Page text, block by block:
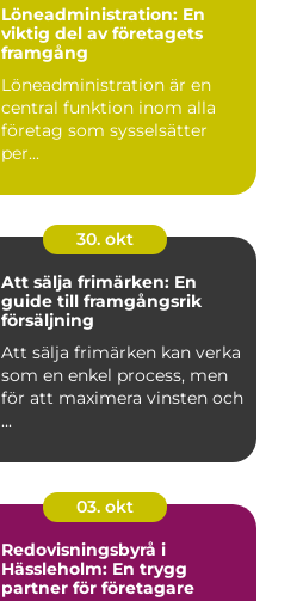
Löneadministration: En
viktig del av företagets
framgång
Löneadministration är en
central funktion inom alla
företag som sysselsätter
per...
30. okt
Att sälja frimärken: En
guide till framgångsrik
försäljning
Att sälja frimärken kan verka
som en enkel process, men
för att maximera vinsten och
...
03. okt
Redovisningsbyrå i
Hässleholm: En trygg
partner för företagare